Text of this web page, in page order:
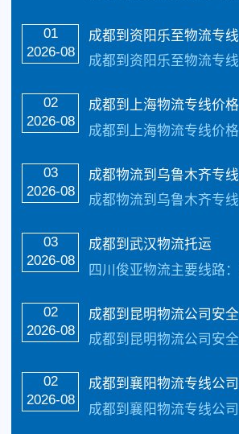
01
2026-08
成都到资阳乐至物流专
02
2026-08
成都到上海物流专线价
03
2026-08
成都物流到乌鲁木齐专
03
2026-08
成都到武汉物流托运
02
2026-08
成都到昆明物流公司安
02
2026-08
成都到襄阳物流专线公